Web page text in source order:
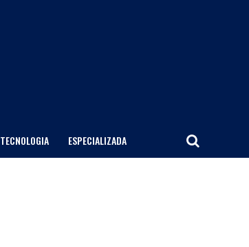
TECNOLOGIA ESPECIALIZADA